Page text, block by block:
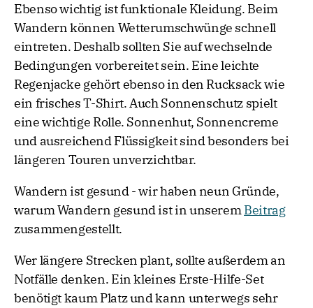
Ebenso wichtig ist funktionale Kleidung. Beim
Wandern können Wetterumschwünge schnell
eintreten. Deshalb sollten Sie auf wechselnde
Bedingungen vorbereitet sein. Eine leichte
Regenjacke gehört ebenso in den Rucksack wie
ein frisches T-Shirt. Auch Sonnenschutz spielt
eine wichtige Rolle. Sonnenhut, Sonnencreme
und ausreichend Flüssigkeit sind besonders bei
längeren Touren unverzichtbar.
Wandern ist gesund - wir haben neun Gründe,
warum Wandern gesund ist in unseremBeitrag
zusammengestellt.
Wer längere Strecken plant, sollte außerdem an
Notfälle denken. Ein kleines Erste-Hilfe-Set
benötigt kaum Platz und kann unterwegs sehr